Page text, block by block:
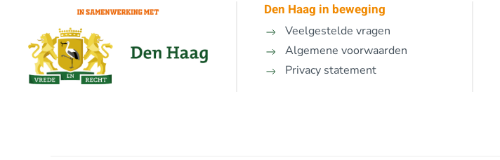
Den Haag in beweging
Veelgestelde vragen
Algemene voorwaarden
Privacy statement